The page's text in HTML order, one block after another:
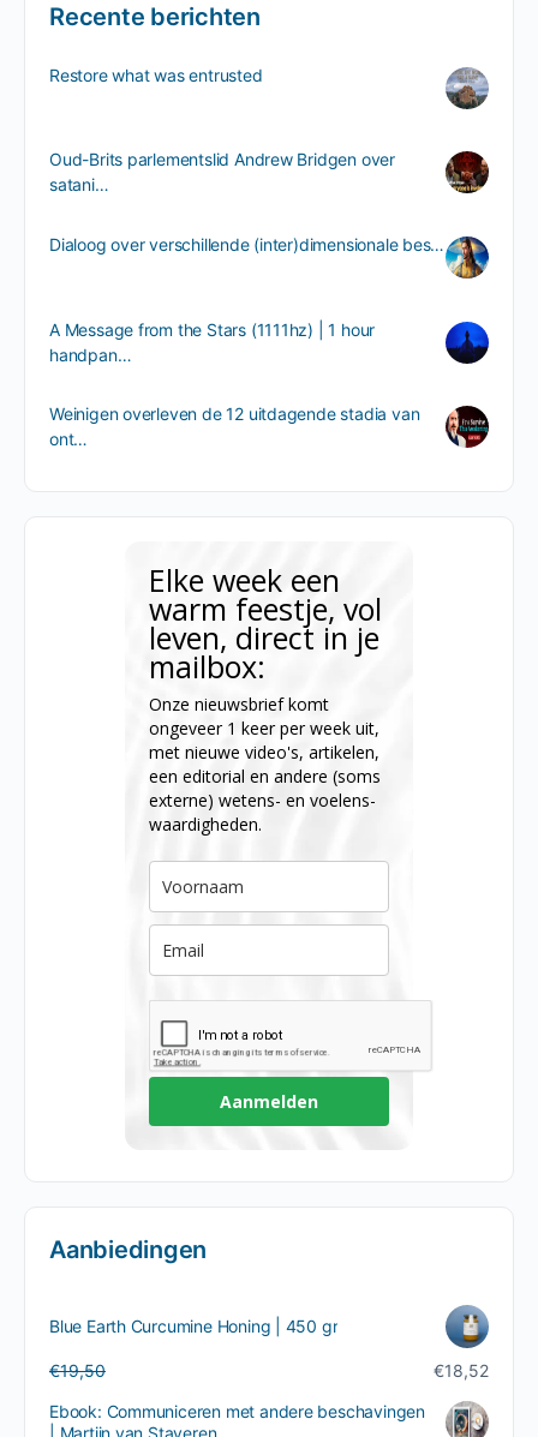
Recente berichten
Restore what was entrusted
Oud-Brits parlementslid Andrew Bridgen over
satani…
Dialoog over verschillende (inter)dimensionale bes…
A Message from the Stars (1111hz) | 1 hour
handpan…
Weinigen overleven de 12 uitdagende stadia van
ont…
Elke week een
warm feestje, vol
leven, direct in je
mailbox:
Onze nieuwsbrief komt
ongeveer 1 keer per week uit,
met nieuwe video's, artikelen,
een editorial en andere (soms
externe) wetens- en voelens-
waardigheden.
Aanmelden
Aanbiedingen
Blue Earth Curcumine Honing | 450 gr
€19,50Oorspronkelijke
was:
€18,52
Huidige
is:
Ebook: Communiceren met andere beschavingen
| Martijn van Staveren